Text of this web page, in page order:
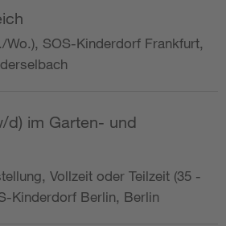
Wo.), SOS-Kinderdorf Frankfurt,
d) im Garten- und
Vollzeit oder Teilzeit (35 -
Kinderdorf Berlin, Berlin